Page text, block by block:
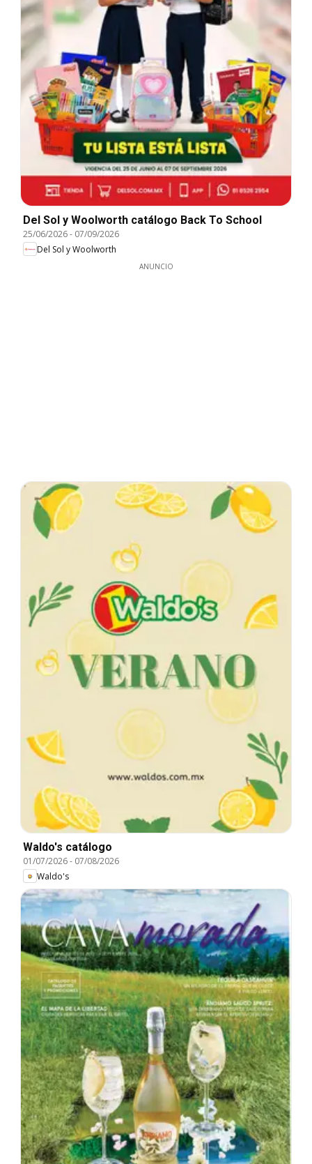
Del Sol y Woolworth catálogo Back To School
25/06/2026- 07/09/2026
Del Sol y Woolworth
ANUNCIO
Waldo's catálogo
01/07/2026- 07/08/2026
Waldo's